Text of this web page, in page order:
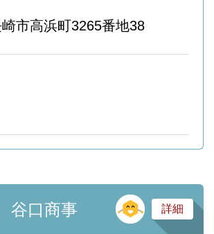
市高浜町3265番地38
谷口商事 そ
詳細